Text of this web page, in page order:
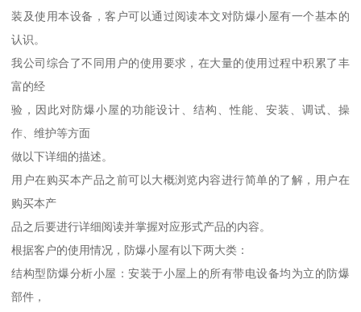
装及使用本设备，客户可以通过阅读本文对防爆小屋有一个基本的
认识。
我公司综合了不同用户的使用要求，在大量的使用过程中积累了丰
富的经
验，因此对防爆小屋的功能设计、结构、性能、安装、调试、操
作、维护等方面
做以下详细的描述。
用户在购买本产品之前可以大概浏览内容进行简单的了解，用户在
购买本产
品之后要进行详细阅读并掌握对应形式产品的内容。
根据客户的使用情况，防爆小屋有以下两大类：
结构型防爆分析小屋：安装于小屋上的所有带电设备均为立的防爆
部件，